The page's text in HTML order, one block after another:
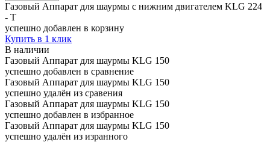
Газовый Аппарат для шаурмы с нижним двигателем KLG 224
- T
успешно добавлен в корзину
Купить в 1 клик
В наличии
Газовый Аппарат для шаурмы KLG 150
успешно добавлен в сравнение
Газовый Аппарат для шаурмы KLG 150
успешно удалён из сравения
Газовый Аппарат для шаурмы KLG 150
успешно добавлен в избранное
Газовый Аппарат для шаурмы KLG 150
успешно удалён из изранного